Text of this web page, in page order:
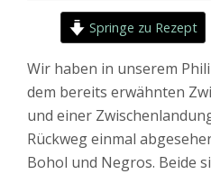
Springe zu Rezept
Wir haben in unserem
dem bereits erwähnten
und einer
Rückweg einmal
Bohol und Negros. Beide